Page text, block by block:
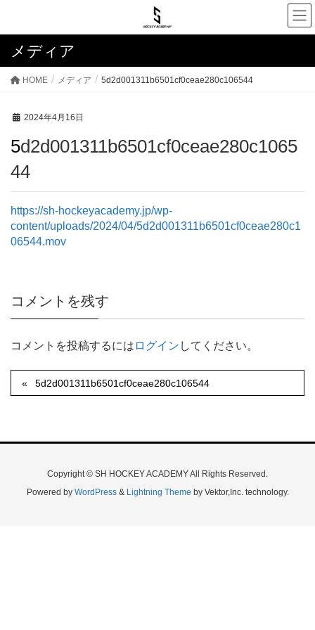
メディア
HOME メディア 5d2d001311b6501cf0ceae280c106544
2024年4月16日
5d2d001311b6501cf0ceae280c1065
44
https://sh-hockeyacademy.jp/wp-
content/uploads/2024/04/5d2d001311b6501cf0ceae280c1
06544.mov
コメントを残す
コメントを投稿するには ログイン してください。
5d2d001311b6501cf0ceae280c106544
Copyright © SH HOCKEY ACADEMY All Rights Reserved.
Powered by WordPress& Lightning Theme by Vektor,Inc. technology.